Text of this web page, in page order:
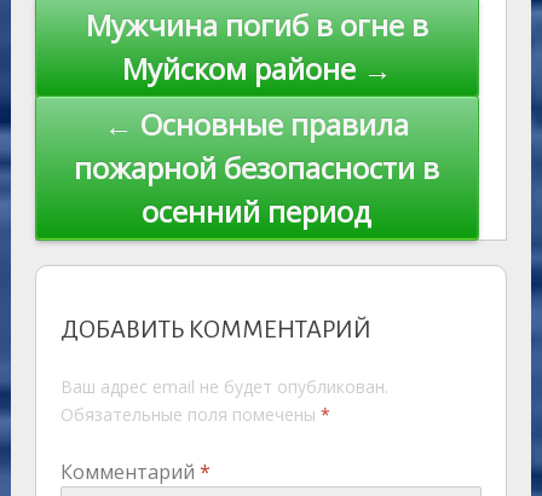
s
ni
ki
n
al
p
n
k
Навигация
записям
Мужчина погиб в огне в
Муйском районе →
← Основные правила
пожарной безопасности в
осенний период
ДОБАВИТЬ КОММЕНТАРИЙ
Ваш адрес email не будет опубликован.
Обязательные поля помечены *
Комментарий *